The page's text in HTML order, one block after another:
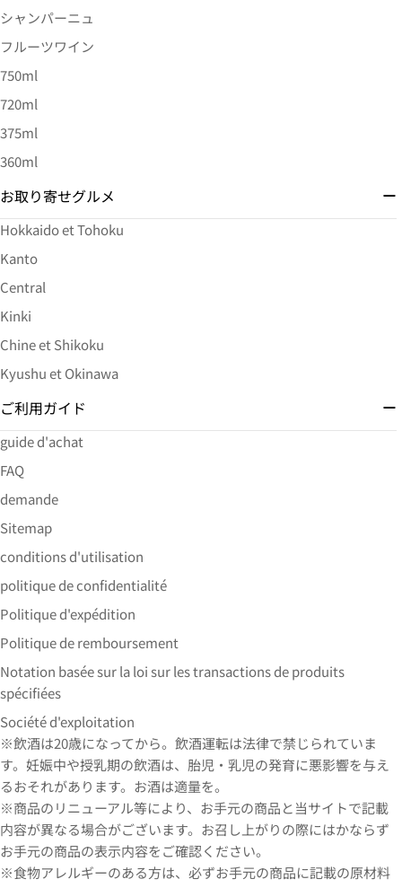
シャンパーニュ
フルーツワイン
750ml
720ml
375ml
360ml
お取り寄せグルメ
Hokkaido et Tohoku
Kanto
Central
Kinki
Chine et Shikoku
Kyushu et Okinawa
ご利用ガイド
guide d'achat
FAQ
demande
Sitemap
conditions d'utilisation
politique de confidentialité
Politique d'expédition
Politique de remboursement
Notation basée sur la loi sur les transactions de produits
spécifiées
Société d'exploitation
※飲酒は20歳になってから。飲酒運転は法律で禁じられていま
す。妊娠中や授乳期の飲酒は、胎児・乳児の発育に悪影響を与え
るおそれがあります。お酒は適量を。
※商品のリニューアル等により、お手元の商品と当サイトで記載
内容が異なる場合がございます。お召し上がりの際にはかならず
お手元の商品の表示内容をご確認ください。
※食物アレルギーのある方は、必ずお手元の商品に記載の原材料